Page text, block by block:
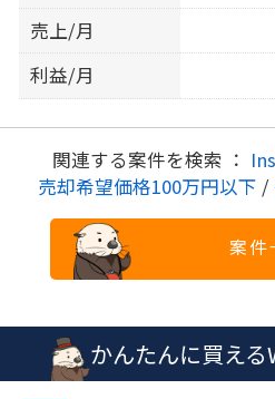
売上/月
利益/月
関連する案件を検索 ：
売却希望価格100万円以下 /
案件
かんたんに買え